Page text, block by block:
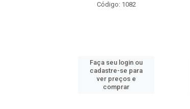
Código: 1082
Faça seu login ou
cadastre-se para
ver preços e
comprar